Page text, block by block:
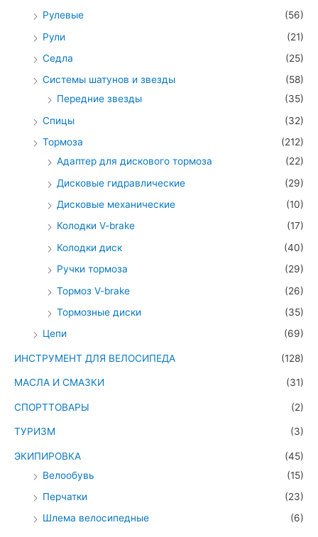
Рулевые
(56)
Рули
(21)
Седла
(25)
Системы шатунов и звезды
(58)
Передние звезды
(35)
Спицы
(32)
Тормоза
(212)
Адаптер для дискового тормоза
(22)
Дисковые гидравлические
(29)
Дисковые механические
(10)
Колодки V-brake
(17)
Колодки диск
(40)
Ручки тормоза
(29)
Тормоз V-brake
(26)
Тормозные диски
(35)
Цепи
(69)
ИНСТРУМЕНТ ДЛЯ ВЕЛОСИПЕДА (128)
МАСЛА И СМАЗКИ (31)
СПОРТТОВАРЫ (2)
ТУРИЗМ (3)
ЭКИПИРОВКА
(45)
Велообувь
(15)
Перчатки
(23)
Шлема велосипедные
(6)